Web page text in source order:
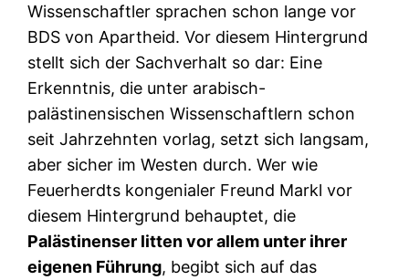
Wissenschaftler sprachen schon lange vor
BDS von Apartheid. Vor diesem Hintergrund
stellt sich der Sachverhalt so dar: Eine
Erkenntnis, die unter arabisch-
palästinensischen Wissenschaftlern schon
seit Jahrzehnten vorlag, setzt sich langsam,
aber sicher im Westen durch. Wer wie
Feuerherdts kongenialer Freund Markl vor
diesem Hintergrund behauptet, die
Palästinenser litten vor allem unter ihrer
eigenen Führung, begibt sich auf das